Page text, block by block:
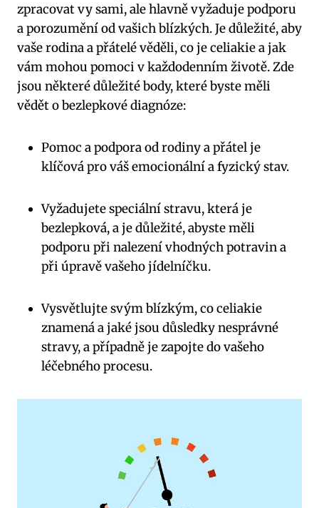
zpracovat vy sami, ale hlavně vyžaduje podporu
a porozumění⁤ od vašich blízkých. Je‌ důležité, aby
vaše‍ rodina a přátelé věděli,‌ co je celiakie a ‍jak
vám mohou ⁢pomoci v každodenním životě. Zde
jsou​ některé důležité‌ body, které byste ‍měli
vědět⁤ o‍ bezlepkové diagnóze:
Pomoc a⁤ podpora od rodiny a přátel je
klíčová pro váš emocionální a fyzický stav.
Vyžadujete speciální‍ stravu, která je⁤
bezlepková, a je důležité, abyste měli‍
podporu při nalezení vhodných potravin a
při úpravě⁤ vašeho jídelníčku.
Vysvětlujte svým blízkým, co celiakie
znamená a jaké jsou ‍důsledky nesprávné
stravy, a ​případně je ‍zapojte do vašeho
léčebného ⁣procesu.